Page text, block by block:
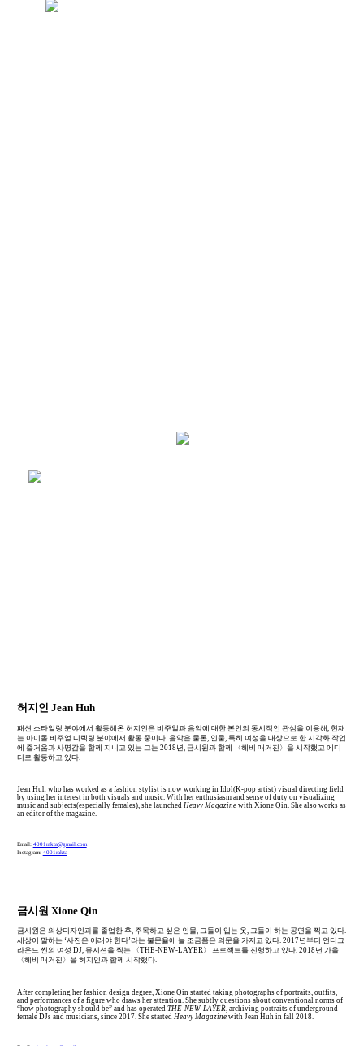
허지인 Jean Huh
패션 스타일링 분야에서 활동해온 허지인은 비주얼과 음악에 대한 본인의 동시적인 관심을 이용해, 현재
는 아이돌 비주얼 디렉팅 분야에서 활동 중이다. 음악은 물론, 인물, 특히 여성을 대상으로 한 시각화 작업
에 즐거움과 사명감을 함께 지니고 있는 그는 2018년, 금시원과 함께 〈헤비 매거진〉을 시작했고 에디
터로 활동하고 있다.
Jean Huh who has worked as a fashion stylist is now working in Idol(K-pop artist) visual directing field
by using her interest in both visuals and music. With her enthusiasm and sense of duty on visualizing
music and subjects(especially females), she launched Heavy Magazinewith Xione Qin. She also works as
an editor of the magazine.
Email: 4001rakta@gmail.com
Instagram: 4001rakta
금시원 Xione Qin
금시원은 의상디자인과를 졸업한 후, 주목하고 싶은 인물, 그들이 입는 옷, 그들이 하는 공연을 찍고 있다.
세상이 말하는 ‘사진은 이래야 한다’라는 불문율에 늘 조금쯤은 의문을 가지고 있다. 2017년부터 언더그
라운드 씬의 여성 DJ, 뮤지션을 찍는 〈THE-NEW-LAYER〉 프로젝트를 진행하고 있다. 2018년 가을
〈헤비 매거진〉을 허지인과 함께 시작했다.
After completing her fashion design degree, Xione Qin started taking photographs of portraits, outfits,
and performances of a figure who draws her attention. She subtly questions about conventional norms of
“how photography should be” and has operated THE-NEW-LAYER, archiving portraits of underground
female DJs and musicians, since 2017. She started Heavy Magazinewith Jean Huh in fall 2018.